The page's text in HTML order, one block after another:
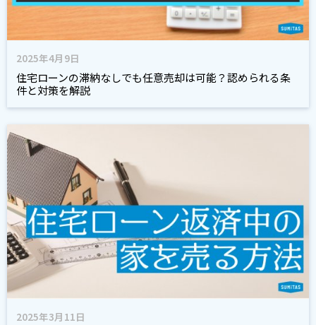
2025年4月9日
住宅ローンの滞納なしでも任意売却は可能？認められる条
件と対策を解説
2025年3月11日